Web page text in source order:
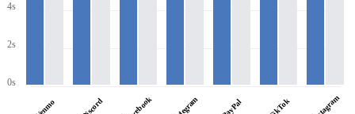
4s
2s
0s
Venmo Discord Telegram PayPal TikTok